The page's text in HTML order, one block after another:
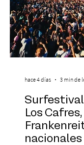
Surfestival
Los
hace 4 días 3 min de